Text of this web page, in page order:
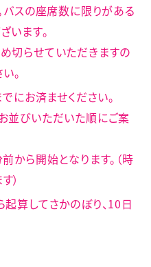
バスの座席数に限りがある
います。
切らせていただきますの
。
にお済ませください。
並びいただいた順にご案
から開始となります。（時
）
算してさかのぼり、10日